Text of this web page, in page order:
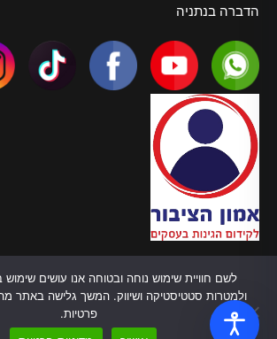
הדברה בנתניה
צרו קשר
טלפון:055-970-5878
כתובת: ברל כצנלסון, 82 בת ים
עובדים בכל הארץ
ולמטרות סטטיסטיקה ושיווק. המשך גלישה באתר
פרטיות.